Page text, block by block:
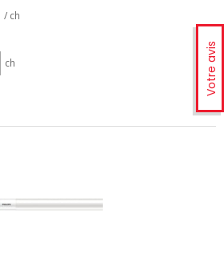
Votre avis
/ ch
ch